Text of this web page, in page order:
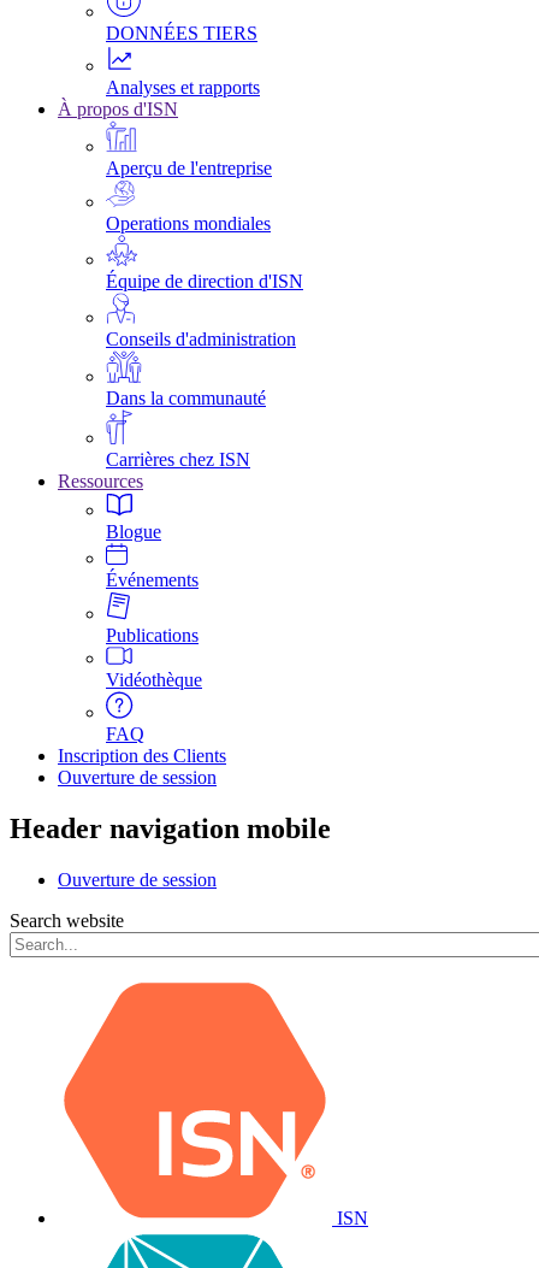
DONNÉES TIERS
Analyses et rapports
À propos d'ISN
Aperçu de l'entreprise
Operations mondiales
Équipe de direction d'ISN
Conseils d'administration
Dans la communauté
Carrières chez ISN
Ressources
Blogue
Événements
Publications
Vidéothèque
FAQ
Inscription des Clients
Ouverture de session
Header navigation mobile
Ouverture de session
Search website
ISN